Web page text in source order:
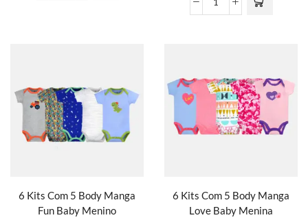
6 Kits Com 5 Body Manga
Fun Baby Menino
6 Kits Com 5 Body Manga
Love Baby Menina